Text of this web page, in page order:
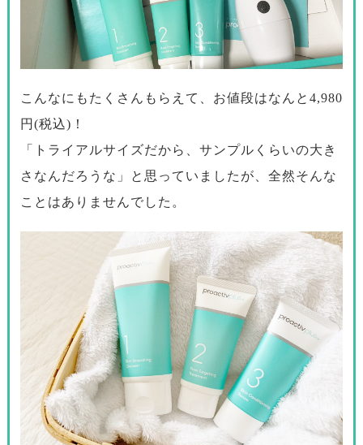
こんなにもたくさんもらえて、お値段はなんと4,980
円(税込)！
「トライアルサイズだから、サンプルくらいの大き
さなんだろうな」と思っていましたが、全然そんな
ことはありませんでした。